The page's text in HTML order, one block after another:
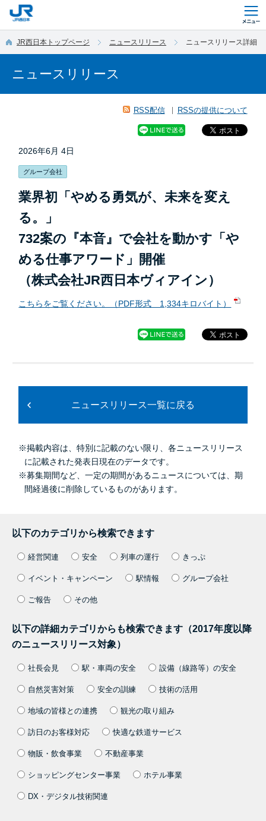
JR西日本トップページ ニュースリリース ニュースリリース詳細
ニュースリリース
RSS配信 RSSの提供について
2026年6月 4日
グループ会社
業界初「やめる勇気が、未来を変え
る。」
732案の『本音』で会社を動かす「や
める仕事アワード」開催
（株式会社JR西日本ヴィアイン）
こちらをご覧ください。（PDF形式 1,334キロバイト）
ニュースリリース一覧に戻る
※掲載内容は、特別に記載のない限り、各ニュースリリース
に記載された発表日現在のデータです。
※募集期間など、一定の期間があるニュースについては、期
間経過後に削除しているものがあります。
以下のカテゴリから検索できます
経営関連 安全 列車の運行 きっぷ
イベント・キャンペーン 駅情報 グループ会社
ご報告 その他
以下の詳細カテゴリからも検索できます（2017年度以降
のニュースリリース対象）
社長会見 駅・車両の安全 設備（線路等）の安全
自然災害対策 安全の訓練 技術の活用
地域の皆様との連携 観光の取り組み
訪日のお客様対応 快適な鉄道サービス
物販・飲食事業 不動産事業
ショッピングセンター事業 ホテル事業
DX・デジタル技術関連